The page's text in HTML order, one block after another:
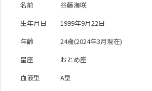
名前
谷藤海咲
生年月日
1999年9月22日
年齢
24歳(2024年3月現在)
星座
おとめ座
血液型
A型